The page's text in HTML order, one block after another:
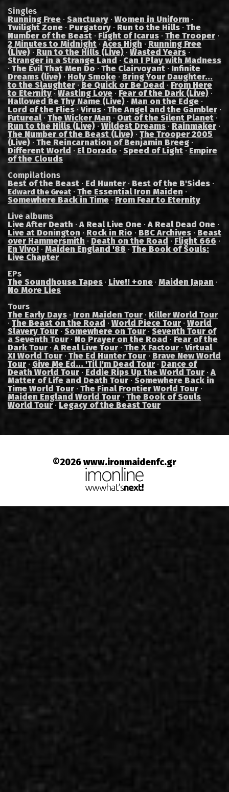
Singles
Running Free · Sanctuary · Women in Uniform ·
Twilight Zone · Purgatory · Run to the Hills · The
Number of the Beast · Flight of Icarus · The Trooper ·
2 Minutes to Midnight ·Aces High · Running Free
(Live) · Run to the Hills (Live) · Wasted Years ·
Stranger in a Strange Land · Can I Play with Madness
· The Evil That Men Do · The Clairvoyant · Infinite
Dreams (live) · Holy Smoke · Bring Your Daughter...
to the Slaughter · Be Quick or Be Dead · From Here
to Eternity·Wasting Love · Fear of the Dark (Live) ·
Hallowed Be Thy Name (Live) · Man on the Edge ·
Lord of the Flies ·Virus · The Angel and the Gambler ·
Futureal· The Wicker Man · Out of the Silent Planet ·
Run to the Hills (Live) · Wildest Dreams · Rainmaker ·
The Number of the Beast (Live) · The Trooper 2005
(Live) · The Reincarnation of Benjamin Breeg ·
Different World · El Dorado · Speed of Light·Empire
of the Clouds
Compilations
Best of the Beast · Ed Hunter · Best of the B'Sides ·
Edward the Great · The Essential Iron Maiden ·
Somewhere Back in Time · From Fear to Eternity
Live albums
Live After Death ·A Real Live One ·A Real Dead One ·
Live at Donington · Rock in Rio · BBC Archives · Beast
over Hammersmith · Death on the Road · Flight 666 ·
En Vivo! · Maiden England '88 · The Book of Souls:
Live Chapter
EPs
The Soundhouse Tapes · Live!! +one · Maiden Japan ·
No More Lies
Tours
The Early Days · Iron Maiden Tour · Killer World Tour
· The Beast on the Road · World Piece Tour · World
Slavery Tour · Somewhere on Tour · Seventh Tour of
a Seventh Tour · No Prayer on the Road · Fear of the
Dark Tour ·A Real Live Tour · The X Factour ·Virtual
XI World Tour · The Ed Hunter Tour · Brave New World
Tour · Give Me Ed... 'Til I'm Dead Tour · Dance of
Death World Tour · Eddie Rips Up the World Tour ·A
Matter of Life and Death Tour · Somewhere Back in
Time World Tour · The Final Frontier World Tour ·
Maiden England World Tour · The Book of Souls
World Tour· Legacy of the Beast Tour
©2026www.ironmaidenfc.gr